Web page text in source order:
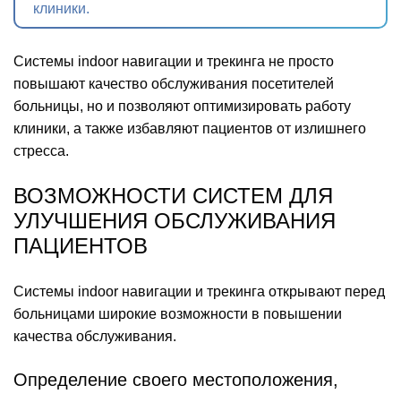
клиники.
Системы indoor навигации и трекинга не просто
повышают качество обслуживания посетителей
больницы, но и позволяют оптимизировать работу
клиники, а также избавляют пациентов от излишнего
стресса.
ВОЗМОЖНОСТИ СИСТЕМ ДЛЯ
УЛУЧШЕНИЯ ОБСЛУЖИВАНИЯ
ПАЦИЕНТОВ
Системы indoor навигации и трекинга открывают перед
больницами широкие возможности в повышении
качества обслуживания.
Определение своего местоположения,